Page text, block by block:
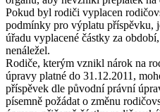
Pokud byl rodiči vyplacen
podmínky pro výplatu příspěvku,
úřadu vyplacené částky za
nenáležel.
Rodiče, kterým vznikl nárok na
úpravy platné do 31.12.2011,
příspěvek dle původní právní
písemně požádat o změnu